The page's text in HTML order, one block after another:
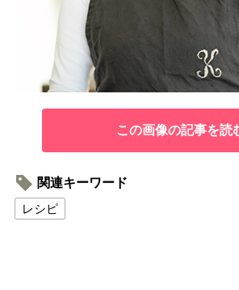
この画像の記事を読
関連キーワード
レシピ